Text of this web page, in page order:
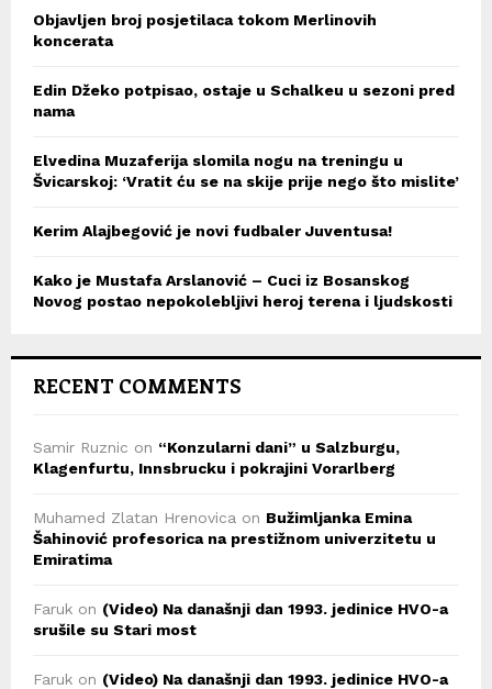
Objavljen broj posjetilaca tokom Merlinovih
koncerata
Edin Džeko potpisao, ostaje u Schalkeu u sezoni pred
nama
Elvedina Muzaferija slomila nogu na treningu u
Švicarskoj: ‘Vratit ću se na skije prije nego što mislite’
Kerim Alajbegović je novi fudbaler Juventusa!
Kako je Mustafa Arslanović – Cuci iz Bosanskog
Novog postao nepokolebljivi heroj terena i ljudskosti
RECENT COMMENTS
Samir Ruznic on “Konzularni dani” u Salzburgu,
Klagenfurtu, Innsbrucku i pokrajini Vorarlberg
Muhamed Zlatan Hrenovica on Bužimljanka Emina
Šahinović profesorica na prestižnom univerzitetu u
Emiratima
Faruk on (Video) Na današnji dan 1993. jedinice HVO-a
srušile su Stari most
Faruk on (Video) Na današnji dan 1993. jedinice HVO-a